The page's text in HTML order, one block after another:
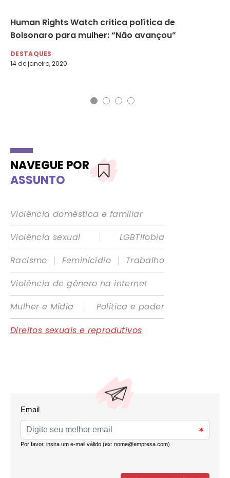
Human Rights Watch critica política de
Bolsonaro para mulher: “Não avançou”
DESTAQUES
14 de janeiro, 2020
NAVEGUE POR
ASSUNTO
Violência doméstica e familiar
Violência sexual
|
LGBTIfobia
Racismo
| Feminicídio |
Trabalho
Violência de gênero na internet
Mulher e Mídia
|
Política e poder
Direitos sexuais e reprodutivos